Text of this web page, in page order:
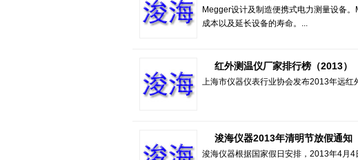
Megger设计及制造便携式电力测量设备
成本以及延长设备的寿命。...
红外测温仪厂家排行榜（2013）
上海市仪器仪表行业协会发布2013年远红
浚海仪器2013年清明节放假通知
浚海仪器根据国家假日安排，2013年4月